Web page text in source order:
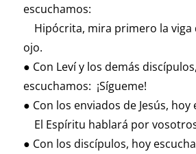
escuchamos:
Hipócrita, mira primero la viga
ojo.
● Con Leví y los demás
escuchamos: ¡Sígueme!
● Con los enviados de Jesús, hoy
El Espíritu hablará por
● Con los discípulos, hoy